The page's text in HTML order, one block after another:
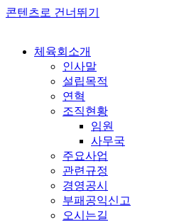
콘텐츠로 건너뛰기
체육회소개
인사말
설립목적
연혁
조직현황
임원
사무국
주요사업
관련규정
경영공시
부패공익신고
오시는길